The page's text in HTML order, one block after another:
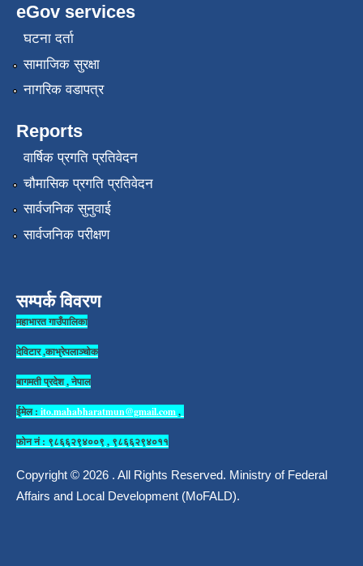
eGov services
घटना दर्ता
सामाजिक सुरक्षा
नागरिक वडापत्र
Reports
वार्षिक प्रगति प्रतिवेदन
चौमासिक प्रगति प्रतिवेदन
सार्वजनिक सुनुवाई
सार्वजनिक परीक्षण
सम्पर्क विवरण
महाभारत गाउँपालिका
देविटार ,काभ्रेपलाञ्चोक
बागमती प्रदेश , नेपाल
ईमेल : ito.mahabharatmun@gmail.com,
फोन नं : ९८६६२९४००९ , ९८६६२९४०११
Copyright © 2026 . All Rights Reserved. Ministry of Federal
Affairs and Local Development (MoFALD).